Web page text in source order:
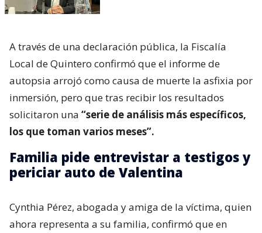
A través de una declaración pública, la Fiscalía
Local de Quintero confirmó que el informe de
autopsia arrojó como causa de muerte la asfixia por
inmersión, pero que tras recibir los resultados
solicitaron una “serie de análisis más específicos,
los que toman varios meses”.
Familia pide entrevistar a testigos y
periciar auto de Valentina
Cynthia Pérez, abogada y amiga de la víctima, quien
ahora representa a su familia, confirmó que en